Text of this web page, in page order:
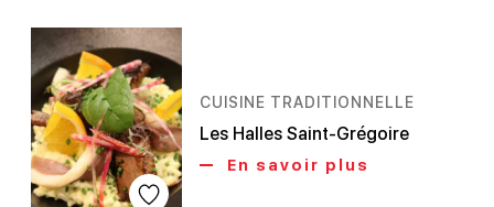
CUISINE TRADITIONNELLE
Les Halles Saint-Grégoire
En savoir plus